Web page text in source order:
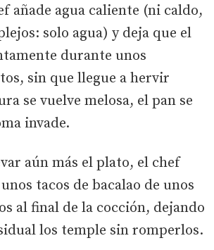
añade agua caliente (ni caldo,
solo agua) y deja que el
durante unos
sin que llegue a hervir
se vuelve melosa, el pan se
invade.
aún más el plato, el chef
tacos de bacalao de unos
al final de la cocción, dejando
los temple sin romperlos.